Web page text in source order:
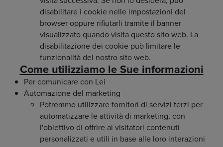
disabilitare i cookie nelle impostazioni del
browser oppure rifiutarli tramite il banner
visualizzato quando visita questo sito web. La
disabilitazione dei cookie può limitare le
funzionalità del nostro sito web.
Come utilizziamo le Sue informazioni
Per comunicare con Lei
Automazione del marketing
Potremmo utilizzare fornitori di servizi terzi per
automatizzare le attività di marketing, con
l'obiettivo di offrire ai visitatori contenuti
personalizzati e utili in base alle loro interazioni